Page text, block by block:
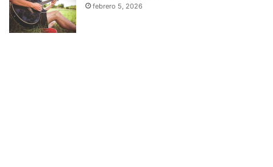
febrero 5, 2026